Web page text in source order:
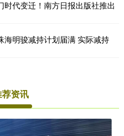
代变迁！南方日报出版社推出
海明骏减持计划届满 实际减持
资讯